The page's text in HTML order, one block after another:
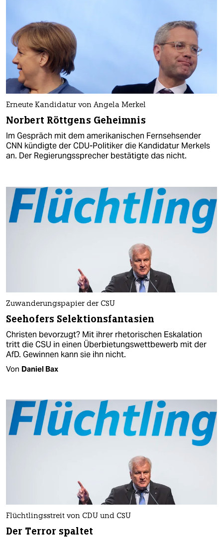
Erneute Kandidatur von Angela Merkel
Norbert Röttgens Geheimnis
Im Gespräch mit dem amerikanischen Fernsehsender
CNN kündigte der CDU-Politiker die Kandidatur Merkels
an. Der Regierungssprecher bestätigte das nicht.
Zuwanderungspapier der CSU
Seehofers Selektionsfantasien
Christen bevorzugt? Mit ihrer rhetorischen Eskalation
tritt die CSU in einen Überbietungswettbewerb mit der
AfD. Gewinnen kann sie ihn nicht.
Von Daniel Bax
Flüchtlingsstreit von CDU und CSU
Der Terror spaltet